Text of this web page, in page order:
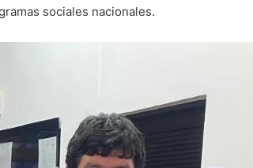
sociales nacionales.